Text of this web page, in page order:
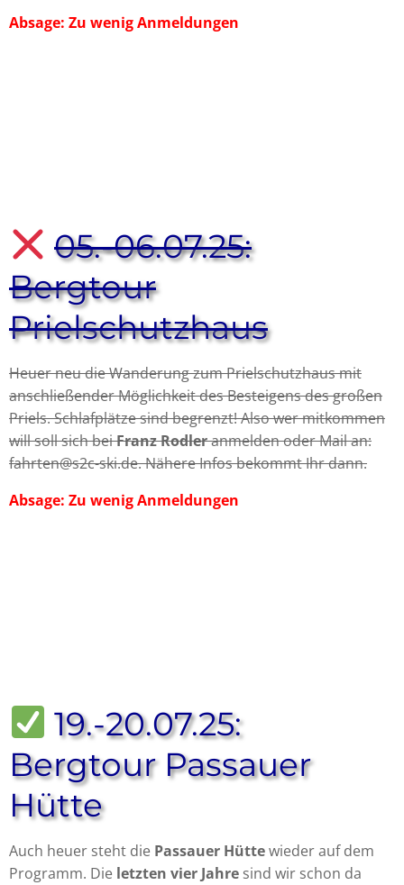
Absage: Zu wenig Anmeldungen
05.-06.07.25:
Bergtour
Prielschutzhaus
Heuer neu die Wanderung zum Prielschutzhaus mit
anschließender Möglichkeit des Besteigens des großen
Priels. Schlafplätze sind begrenzt! Also wer mitkommen
will soll sich beiFranz Rodleranmelden oder Mail an:
fahrten@s2c-ski.de. Nähere Infos bekommt Ihr dann.
Absage: Zu wenig Anmeldungen
19.-20.07.25:
Bergtour Passauer
Hütte
Auch heuer steht die Passauer Hüttewieder auf dem
Programm. Die letzten vier Jahre sind wir schon da